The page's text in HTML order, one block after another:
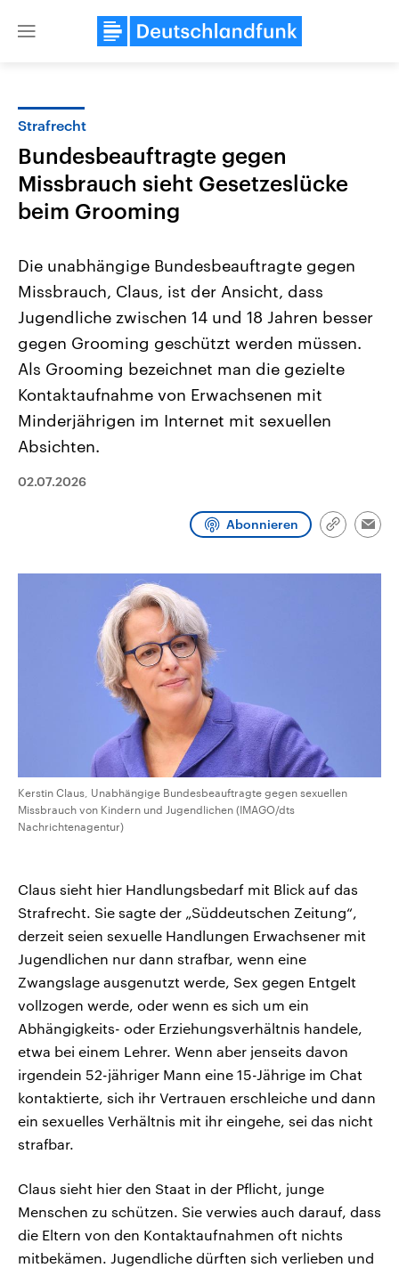
Close
USA
Aktuelle Beiträge, Analysen und
Hintergründe
Wirtschaftlich und militärisch
gehören die Vereinigten Staaten zu
den mächtigsten Ländern der Erde,
mit großem Einfluss auf das
Nahostkonflikt
Aktuelle Lage und
Der Überfall der
Terrororganisation Hamas
Oktober 2023 auf Israel
Region wieder die
Israel möchte die Hamas
Libanon vom Iran
Sendungen
Strafrecht
Bundesbeauftragte gegen
Missbrauch sieht Gesetzeslücke
beim Grooming
Die unabhängige Bundesbeauftragte gegen
Missbrauch, Claus, ist der Ansicht, dass
Jugendliche zwischen 14 und 18 Jahren besser
gegen Grooming geschützt werden müssen.
Als Grooming bezeichnet man die gezielte
Kontaktaufnahme von Erwachsenen mit
Minderjährigen im Internet mit sexuellen
Absichten.
02.07.2026
Abonnieren
Link
Kerstin Claus, Unabhängige Bundesbeauftragte gegen sexuellen
Missbrauch von Kindern und Jugendlichen (IMAGO/dts
Nachrichtenagentur)
Claus sieht hier Handlungsbedarf mit Blick auf das
Strafrecht. Sie sagte der „Süddeutschen Zeitung“,
derzeit seien sexuelle Handlungen Erwachsener mit
Jugendlichen nur dann strafbar, wenn eine
Zwangslage ausgenutzt werde, Sex gegen Entgelt
vollzogen werde, oder wenn es sich um ein
Abhängigkeits- oder Erziehungsverhältnis handele,
etwa bei einem Lehrer. Wenn aber jenseits davon
irgendein 52-jähriger Mann eine 15-Jährige im Chat
kontaktierte, sich ihr Vertrauen erschleiche und dann
ein sexuelles Verhältnis mit ihr eingehe, sei das nicht
strafbar.
Claus sieht hier den Staat in der Pflicht, junge
Menschen zu schützen. Sie verwies auch darauf, dass
die Eltern von den Kontaktaufnahmen oft nichts
mitbekämen. Jugendliche dürften sich verlieben und